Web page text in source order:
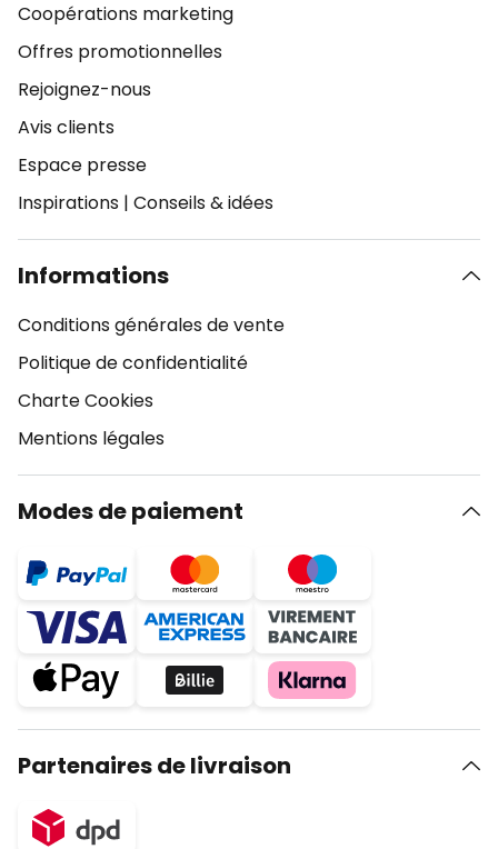
Coopérations marketing
Offres promotionnelles
Rejoignez-nous
Avis clients
Espace presse
Inspirations | Conseils & idées
Informations
Conditions générales de vente
Politique de confidentialité
Charte Cookies
Mentions légales
Modes de paiement
Partenaires de livraison